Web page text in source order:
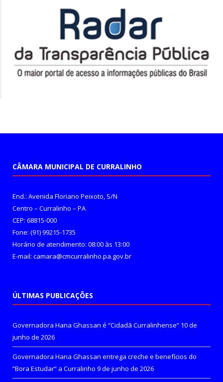
CÂMARA MUNICIPAL DE CURRALINHO
End.: Avenida Floriano Peixoto, S/N
Centro – Curralinho – PA
CEP: 68815-000
Fone: (91) 99215-1735
Horário de atendimento: 08:00 às 13:00
E-mail: camara@cmcurralinho.pa.gov.br
ÚLTIMAS PUBLICAÇÕES
Governadora Hana Ghassan é “Cidadã Curralinhense” 10 de
junho de 2026
Governadora Hana Ghassan entrega creche e benefícios do
“Bora Estudar” a Curralinho 9 de junho de 2026